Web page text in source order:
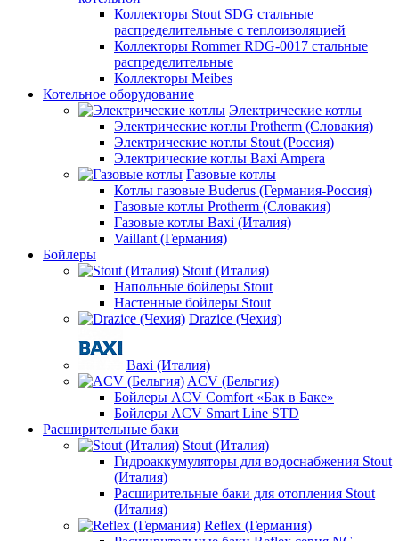
Коллекторы Stout SDG стальные
распределительные с теплоизоляцией
Коллекторы Rommer RDG-0017 стальные
распределительные
Коллекторы Meibes
Котельное оборудование
Электрические котлы
Электрические котлы Protherm (Словакия)
Электрические котлы Stout (Россия)
Электрические котлы Baxi Ampera
Газовые котлы
Котлы газовые Buderus (Германия-Россия)
Газовые котлы Protherm (Словакия)
Газовые котлы Baxi (Италия)
Vaillant (Германия)
Бойлеры
Stout (Италия)
Напольные бойлеры Stout
Настенные бойлеры Stout
Drazice (Чехия)
Baxi (Италия)
ACV (Бельгия)
Бойлеры ACV Comfort «Бак в Баке»
Бойлеры ACV Smart Line STD
Расширительные баки
Stout (Италия)
Гидроаккумуляторы для водоснабжения Stout
(Италия)
Расширительные баки для отопления Stout
(Италия)
Reflex (Германия)